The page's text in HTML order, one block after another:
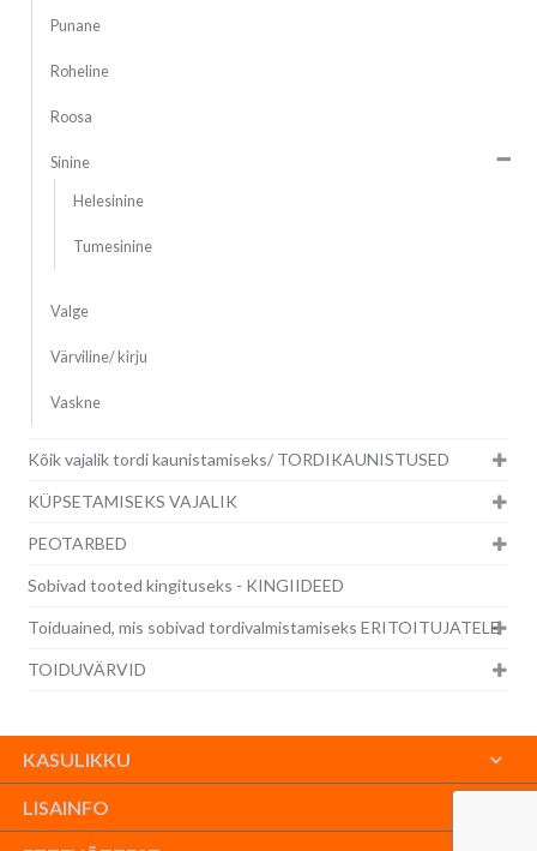
Punane
Roheline
Roosa
Sinine
Helesinine
Tumesinine
Valge
Värviline/ kirju
Vaskne
Kõik vajalik tordi kaunistamiseks/ TORDIKAUNISTUSED
KÜPSETAMISEKS VAJALIK
PEOTARBED
Sobivad tooted kingituseks - KINGIIDEED
Toiduained, mis sobivad tordivalmistamiseks ERITOITUJATELE
TOIDUVÄRVID
KASULIKKU
LISAINFO